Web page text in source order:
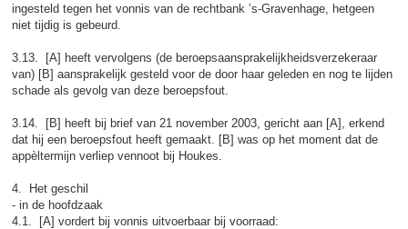
ingesteld tegen het vonnis van de rechtbank ’s-Gravenhage, hetgeen
niet tijdig is gebeurd.
3.13. [A] heeft vervolgens (de beroepsaansprakelijkheidsverzekeraar
van) [B] aansprakelijk gesteld voor de door haar geleden en nog te lijden
schade als gevolg van deze beroepsfout.
3.14. [B] heeft bij brief van 21 november 2003, gericht aan [A], erkend
dat hij een beroepsfout heeft gemaakt. [B] was op het moment dat de
appèltermijn verliep vennoot bij Houkes.
4. Het geschil
- in de hoofdzaak
4.1. [A] vordert bij vonnis uitvoerbaar bij voorraad: